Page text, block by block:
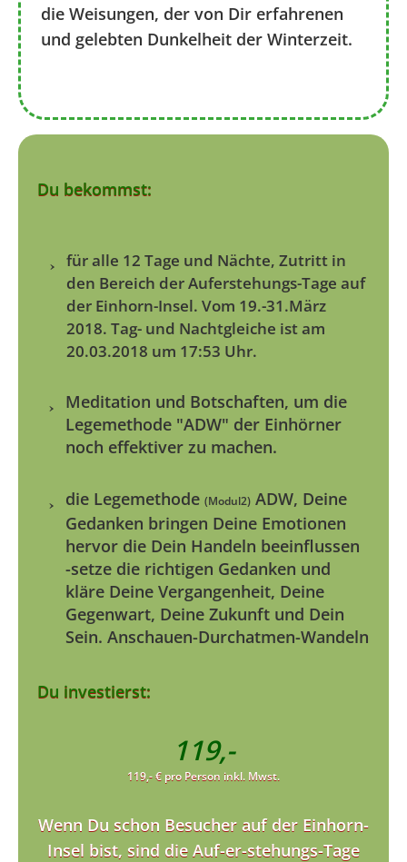
die Weisungen, der von Dir erfahrenen
und gelebten Dunkelheit der Winterzeit.
Du bekommst:
für alle 12 Tage und Nächte, Zutritt in
den Bereich der Auferstehungs-Tage auf
der Einhorn-Insel. Vom 19.-31.März
2018. Tag- und Nachtgleiche ist am
20.03.2018 um 17:53 Uhr.
Meditation und Botschaften, um die
Legemethode "ADW" der Einhörner
noch effektiver zu machen.
die Legemethode (Modul2) ADW, Deine
Gedanken bringen Deine Emotionen
hervor die Dein Handeln beeinflussen
-setze die richtigen Gedanken und
kläre Deine Vergangenheit, Deine
Gegenwart, Deine Zukunft und Dein
Sein. Anschauen-Durchatmen-Wandeln
Du investierst:
119,-
119,- € pro Person inkl. Mwst.
Wenn Du schon Besucher auf der Einhorn-
Insel bist, sind die Auf-er-stehungs-Tage